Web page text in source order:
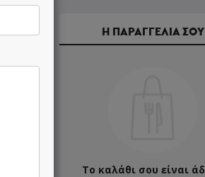
Η ΠΑΡΑΓΓΕΛΙΑ ΣΟΥ
Το καλάθι σου είναι